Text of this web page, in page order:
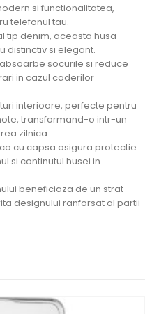
si functionalitatea,
telefonul tau.
tip denim, aceasta husa
distinctiv si elegant.
socurile si reduce
in cazul caderilor
interioare, perfecte pentru
transformand-o intr-un
zilnica.
cu capsa asigura protectie
si continutul husei in
beneficiaza de un strat
designului ranforsat al partii